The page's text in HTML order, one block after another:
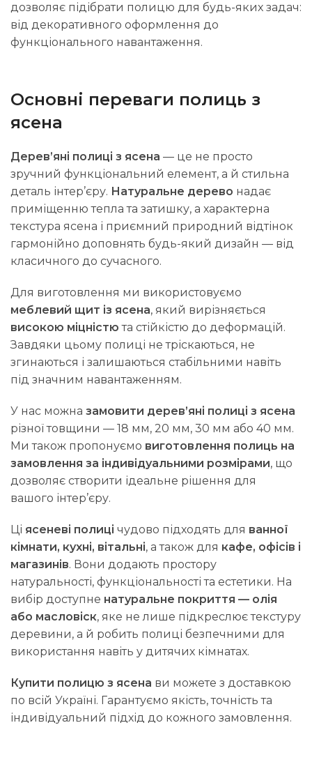
дозволяє підібрати полицю для будь-яких задач:
від декоративного оформлення до
функціонального навантаження.
Основні переваги полиць з
ясена
Дерев’яні полиці з ясена — це не просто
зручний функціональний елемент, а й стильна
деталь інтер’єру. Натуральне дерево надає
приміщенню тепла та затишку, а характерна
текстура ясена і приємний природний відтінок
гармонійно доповнять будь-який дизайн — від
класичного до сучасного.
Для виготовлення ми використовуємо
меблевий щит із ясена, який вирізняється
високою міцністю та стійкістю до деформацій.
Завдяки цьому полиці не тріскаються, не
згинаються і залишаються стабільними навіть
під значним навантаженням.
У нас можна замовити дерев’яні полиці з ясена
різної товщини — 18 мм, 20 мм, 30 мм або 40 мм.
Ми також пропонуємо виготовлення полиць на
замовлення за індивідуальними розмірами, що
дозволяє створити ідеальне рішення для
вашого інтер’єру.
Ці ясеневі полиці чудово підходять для ванної
кімнати, кухні, вітальні, а також для кафе, офісів і
магазинів. Вони додають простору
натуральності, функціональності та естетики. На
вибір доступне натуральне покриття — олія
або масловіск, яке не лише підкреслює текстуру
деревини, а й робить полиці безпечними для
використання навіть у дитячих кімнатах.
Купити полицю з ясена ви можете з доставкою
по всій Україні. Гарантуємо якість, точність та
індивідуальний підхід до кожного замовлення.